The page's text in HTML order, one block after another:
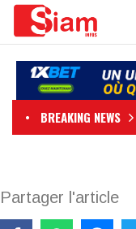
BREAKING NEWS
Partager l'article